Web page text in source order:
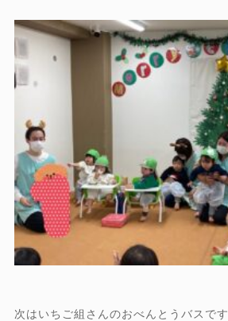
次はいちご組さんのおべんとうバスです